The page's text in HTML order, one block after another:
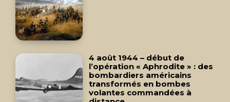
4 août 1944 – début de
l’opération « Aphrodite » : des
bombardiers américains
transformés en bombes
volantes commandées à